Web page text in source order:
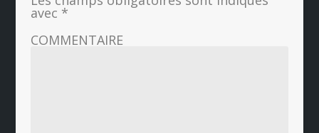
avec *
COMMENTAIRE